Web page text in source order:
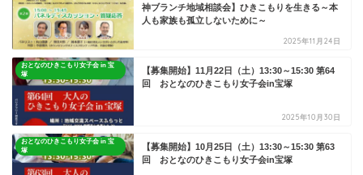
神ブランチ地域相談会】ひきこもりを生きる～本
人も家族も孤立しないために～
2025年11月24日
おとなのひきこもり女子会 in 宝
塚
【募集開始】11月22日（土）13:30～15:30 第64
回 おとなのひきこもり女子会in宝塚
2025年10月30日
おとなのひきこもり女子会 in 宝
塚
【募集開始】10月25日（土）13:30～15:30 第63
回 おとなのひきこもり女子会in宝塚